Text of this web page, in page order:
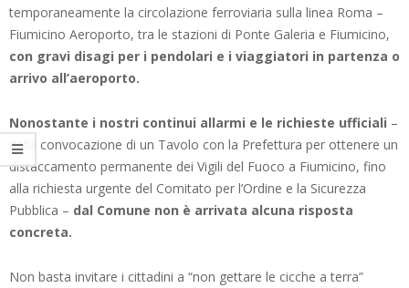
temporaneamente la circolazione ferroviaria sulla linea Roma –
Fiumicino Aeroporto, tra le stazioni di Ponte Galeria e Fiumicino,
con gravi disagi per i pendolari e i viaggiatori in partenza o
arrivo all’aeroporto.
Nonostante i nostri continui allarmi e le richieste ufficiali –
dalla convocazione di un Tavolo con la Prefettura per ottenere un
distaccamento permanente dei Vigili del Fuoco a Fiumicino, fino
alla richiesta urgente del Comitato per l’Ordine e la Sicurezza
Pubblica – dal Comune non è arrivata alcuna risposta
concreta.
Non basta invitare i cittadini a “non gettare le cicche a terra”